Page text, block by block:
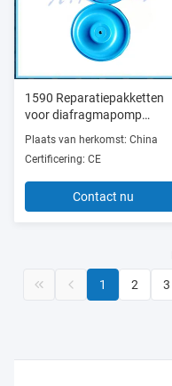
1590 Reparatiepakketten
voor diafragmapomp
Santoprene Luchtpomp
Blauw
Plaats van herkomst: China
Certificering: CE
Contact nu
1 2 3